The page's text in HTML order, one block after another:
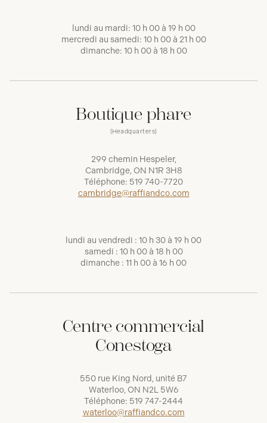
lundi au mardi: 10 h 00 à 19 h 00
mercredi au samedi: 10 h 00 à 21 h 00
dimanche: 10 h 00 à 18 h 00
Boutique phare
(Headquarters)
299 chemin Hespeler,
Cambridge, ON N1R 3H8
Téléphone: 519 740-7720
cambridge@raffiandco.com
lundi au vendredi : 10 h 30 à 19 h 00
samedi : 10 h 00 à 18 h 00
dimanche : 11 h 00 à 16 h 00
Centre commercial
Conestoga
550 rue King Nord, unité B7
Waterloo, ON N2L 5W6
Téléphone: 519 747-2444
waterloo@raffiandco.com